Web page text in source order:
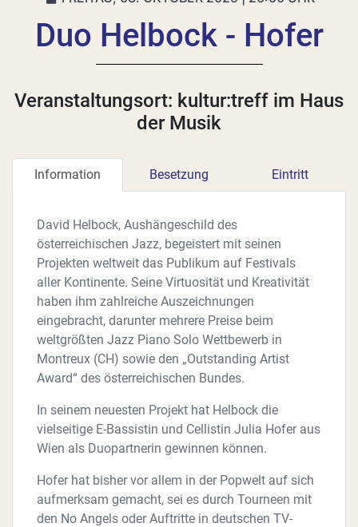
Duo Helbock - Hofer
Veranstaltungsort: kultur:treff im Haus
der Musik
Information Besetzung Eintritt
David Helbock, Aushängeschild des
österreichischen Jazz, begeistert mit seinen
Projekten weltweit das Publikum auf Festivals
aller Kontinente. Seine Virtuosität und Kreativität
haben ihm zahlreiche Auszeichnungen
eingebracht, darunter mehrere Preise beim
weltgrößten Jazz Piano Solo Wettbewerb in
Montreux (CH) sowie den „Outstanding Artist
Award“ des österreichischen Bundes.
In seinem neuesten Projekt hat Helbock die
vielseitige E-Bassistin und Cellistin Julia Hofer aus
Wien als Duopartnerin gewinnen können.
Hofer hat bisher vor allem in der Popwelt auf sich
aufmerksam gemacht, sei es durch Tourneen mit
den No Angels oder Auftritte in deutschen TV-